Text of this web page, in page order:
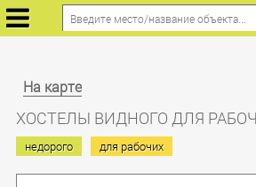
На карте
ХОСТЕЛЫ ВИДНОГО ДЛЯ
недорого для рабочих